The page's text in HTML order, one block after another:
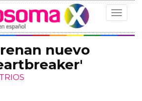
Toggle
nuevo